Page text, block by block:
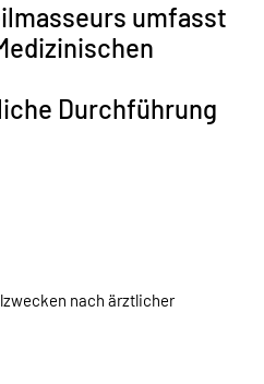
umfasst
Durchführung
nach ärztlicher